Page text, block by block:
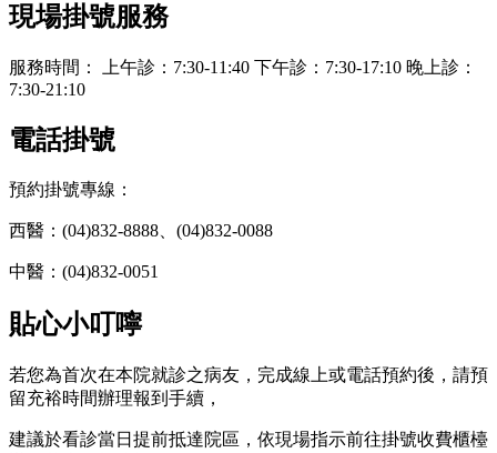
現場掛號服務
服務時間： 上午診：7:30-11:40 下午診：7:30-17:10 晚上診：
7:30-21:10
電話掛號
預約掛號專線：
西醫：(04)832-8888、(04)832-0088
中醫：(04)832-0051
貼心小叮嚀
若您為首次在本院就診之病友，完成線上或電話預約後，請預
留充裕時間辦理報到手續，
建議於看診當日提前抵達院區，依現場指示前往掛號收費櫃檯